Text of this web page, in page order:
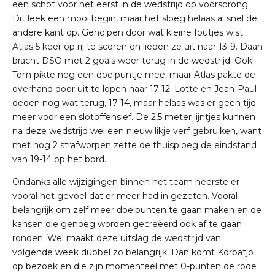
een schot voor het eerst in de wedstrijd op voorsprong.
Dit leek een mooi begin, maar het sloeg helaas al snel de
andere kant op. Geholpen door wat kleine foutjes wist
Atlas 5 keer op rij te scoren en liepen ze uit naar 13-9. Daan
bracht DSO met 2 goals weer terug in de wedstrijd. Ook
Tom pikte nog een doelpuntje mee, maar Atlas pakte de
overhand door uit te lopen naar 17-12. Lotte en Jean-Paul
deden nog wat terug, 17-14, maar helaas was er geen tijd
meer voor een slotoffensief. De 2,5 meter lijntjes kunnen
na deze wedstrijd wel een nieuw likje verf gebruiken, want
met nog 2 strafworpen zette de thuisploeg de eindstand
van 19-14 op het bord.
Ondanks alle wijzigingen binnen het team heerste er
vooral het gevoel dat er meer had in gezeten. Vooral
belangrijk om zelf meer doelpunten te gaan maken en de
kansen die genoeg worden gecreëerd ook af te gaan
ronden. Wel maakt deze uitslag de wedstrijd van
volgende week dubbel zo belangrijk. Dan komt Korbatjo
op bezoek en die zijn momenteel met 0-punten de rode